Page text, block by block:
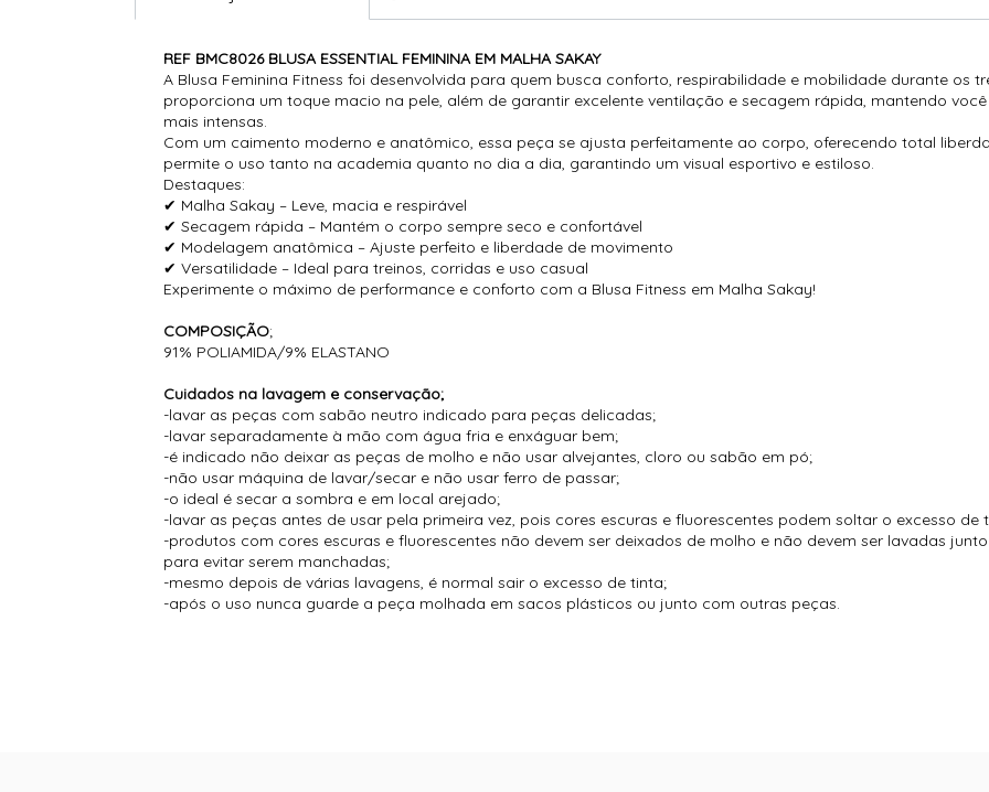
REF BMC8026 BLUSA ESSENTIAL FEMININA EM MALHA SAKAY
A Blusa Feminina Fitness foi desenvolvida para quem busca conforto, respirabilidade e mobilidade durante os
proporciona um toque macio na pele, além de garantir excelente ventilação e secagem rápida, mantendo
mais intensas.
Com um caimento moderno e anatômico, essa peça se ajusta perfeitamente ao corpo, oferecendo total
permite o uso tanto na academia quanto no dia a dia, garantindo um visual esportivo e estiloso.
Destaques:
✔ Malha Sakay – Leve, macia e respirável
✔ Secagem rápida – Mantém o corpo sempre seco e confortável
✔ Modelagem anatômica – Ajuste perfeito e liberdade de movimento
✔ Versatilidade – Ideal para treinos, corridas e uso casual
Experimente o máximo de performance e conforto com a Blusa Fitness em Malha Sakay!
COMPOSIÇÃO;
91% POLIAMIDA/9% ELASTANO
Cuidados na lavagem e conservação;
-lavar as peças com sabão neutro indicado para peças delicadas;
-lavar separadamente à mão com água fria e enxáguar bem;
-é indicado não deixar as peças de molho e não usar alvejantes, cloro ou sabão em pó;
-não usar máquina de lavar/secar e não usar ferro de passar;
-o ideal é secar a sombra e em local arejado;
-lavar as peças antes de usar pela primeira vez, pois cores escuras e fluorescentes podem soltar o excesso de
-produtos com cores escuras e fluorescentes não devem ser deixados de molho e não devem ser lavadas
para evitar serem manchadas;
-mesmo depois de várias lavagens, é normal sair o excesso de tinta;
-após o uso nunca guarde a peça molhada em sacos plásticos ou junto com outras peças.